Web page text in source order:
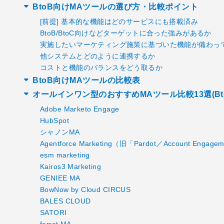
BtoB向けMAツールの選び方・比較ポイント
[前提] 基本的な機能はどのサービスにも搭載済み
BtoB/BtoC向けなどターゲットに合った強みがあるか
実施したいマーケティング施策に基づいた機能が備わっ
他システムとどのように連携するか
コストと機能のバランスをどう取るか
BtoB向けMAツールの比較表
オールインワン型のおすすめMAツール比較13選
Adobe Marketo Engage
HubSpot
シャノンMA
Agentforce Marketing（旧「Pardot／Account
esm marketing
Kairos3 Marketing
GENIEE MA
BowNow by Cloud CIRCUS
BALES CLOUD
SATORI